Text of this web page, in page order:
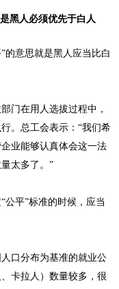
黑人必须优先于白人
的意思就是黑人应当比白
门在用人选拔过程中，
。总工会表示：“我们希
业能够认真体会这一法
太多了。”
公平”标准的时候，应当
口分布为基准的就业公
卡拉人）数量较多，很